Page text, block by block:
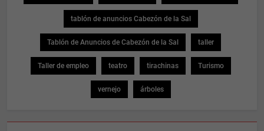
tablón de anuncios Cabezón de la Sal
Tablón de Anuncios de Cabezón de la Sal taller
Taller de empleo teatro tirachinas Turismo
vernejo árboles